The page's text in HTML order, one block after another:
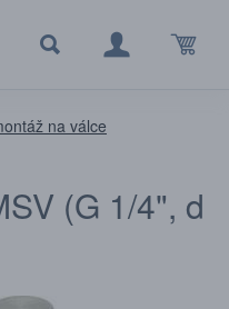
na válce
(G 1/4", d